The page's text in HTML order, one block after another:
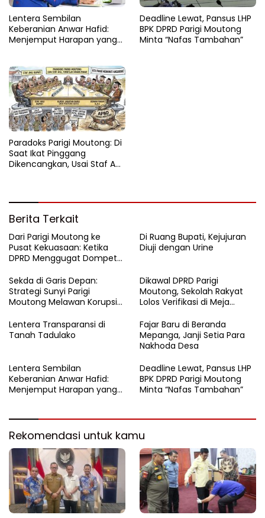
Lentera Sembilan
Keberanian Anwar Hafid:
Menjemput Harapan yang
Deadline Lewat, Pansus LHP
BPK DPRD Parigi Moutong
Minta “Nafas Tambahan”
Paradoks Parigi Moutong: Di
Saat Ikat Pinggang
Dikencangkan, Usai Staf Ahli
Berita Terkait
Dari Parigi Moutong ke
Pusat Kekuasaan: Ketika
DPRD Menggugat Dompet
Di Ruang Bupati, Kejujuran
Diuji dengan Urine
Sekda di Garis Depan:
Strategi Sunyi Parigi
Moutong Melawan Korupsi
Dikawal DPRD Parigi
Moutong, Sekolah Rakyat
Lolos Verifikasi di Meja
Lentera Transparansi di
Tanah Tadulako
Fajar Baru di Beranda
Mepanga, Janji Setia Para
Nakhoda Desa
Lentera Sembilan
Keberanian Anwar Hafid:
Menjemput Harapan yang
Deadline Lewat, Pansus LHP
BPK DPRD Parigi Moutong
Minta “Nafas Tambahan”
Rekomendasi untuk kamu